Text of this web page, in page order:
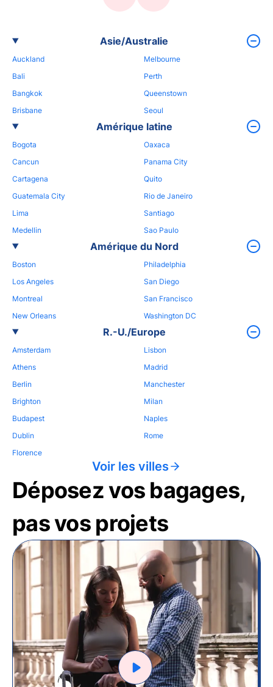
Asie/Australie
Auckland
Bali
Bangkok
Brisbane
Melbourne
Perth
Queenstown
Seoul
Amérique latine
Bogota
Cancun
Cartagena
Guatemala City
Lima
Medellin
Oaxaca
Panama City
Quito
Rio de Janeiro
Santiago
Sao Paulo
Amérique du Nord
Boston
Los Angeles
Montreal
New Orleans
Philadelphia
San Diego
San Francisco
Washington DC
R.-U./Europe
Amsterdam
Athens
Berlin
Brighton
Budapest
Dublin
Florence
Lisbon
Madrid
Manchester
Milan
Naples
Rome
Voir les villes
Déposez vos bagages,
pas vos projets